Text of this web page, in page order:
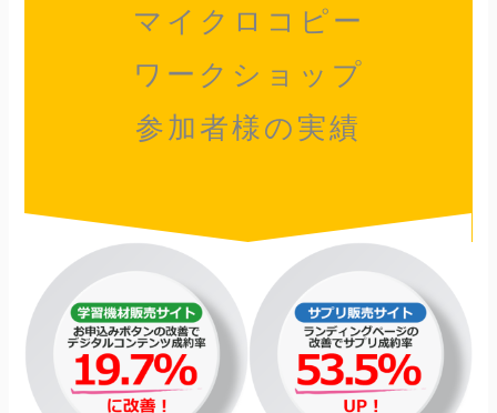
マイクロコピー
ワークショップ
参加者様の実績